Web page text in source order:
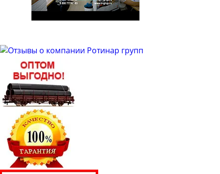
Труба бесшовная 54
Труба бесшовная 63.5
Труба бесшовная 65
Труба бесшовная 68
Труба бесшовная 70
Труба бесшовная 73
Труба бесшовная 76
Труба бесшовная 83